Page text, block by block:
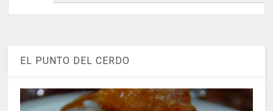
EL PUNTO DEL CERDO